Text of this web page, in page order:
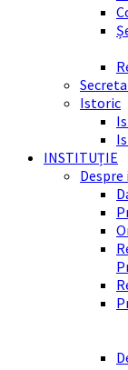
Istoric
INSTITUȚIE